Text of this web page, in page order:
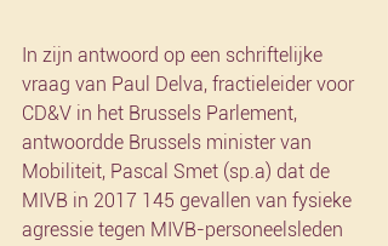
In zijn antwoord op een schriftelijke
vraag van Paul Delva, fractieleider voor
CD&V in het Brussels Parlement,
antwoordde Brussels minister van
Mobiliteit, Pascal Smet (sp.a) dat de
MIVB in 2017 145 gevallen van fysieke
agressie tegen MIVB-personeelsleden